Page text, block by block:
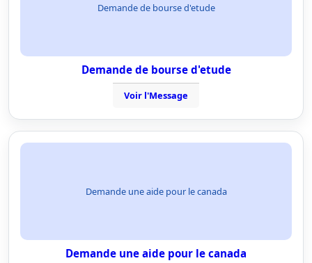
Demande de bourse d'etude
Demande de bourse d'etude
Voir l'Message
Demande une aide pour le canada
Demande une aide pour le canada